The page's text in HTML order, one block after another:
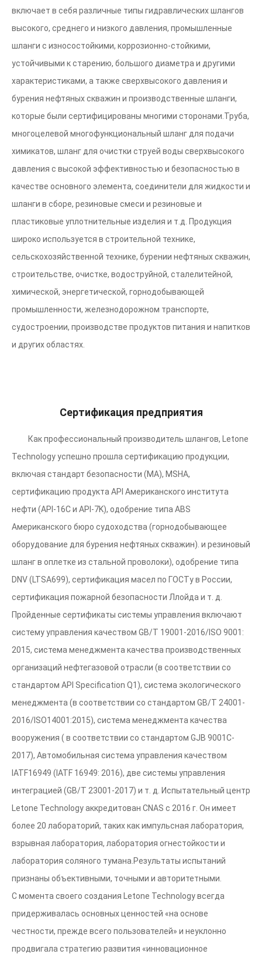
включает в себя различные типы гидравлических шлангов
высокого, среднего и низкого давления, промышленные
шланги с износостойкими, коррозионно-стойкими,
устойчивыми к старению, большого диаметра и другими
характеристиками, а также сверхвысокого давления и
бурения нефтяных скважин и производственные шланги,
которые были сертифицированы многими сторонами.Труба,
многоцелевой многофункциональный шланг для подачи
химикатов, шланг для очистки струей воды сверхвысокого
давления с высокой эффективностью и безопасностью в
качестве основного элемента, соединители для жидкости и
шланги в сборе, резиновые смеси и резиновые и
пластиковые уплотнительные изделия и т.д. Продукция
широко используется в строительной технике,
сельскохозяйственной технике, бурении нефтяных скважин,
строительстве, очистке, водоструйной, сталелитейной,
химической, энергетической, горнодобывающей
промышленности, железнодорожном транспорте,
судостроении, производстве продуктов питания и напитков
и других областях.
Сертификация предприятия
Как профессиональный производитель шлангов, Letone
Technology успешно прошла сертификацию продукции,
включая стандарт безопасности (MA), MSHA,
сертификацию продукта API Американского института
нефти (API-16C и API-7K), одобрение типа ABS
Американского бюро судоходства (горнодобывающее
оборудование для бурения нефтяных скважин). и резиновый
шланг в оплетке из стальной проволоки), одобрение типа
DNV (LTSA699), сертификация масел по ГОСТу в России,
сертификация пожарной безопасности Ллойда и т. д.
Пройденные сертификаты системы управления включают
систему управления качеством GB/T 19001-2016/ISO 9001:
2015, система менеджмента качества производственных
организаций нефтегазовой отрасли (в соответствии со
стандартом API Specification Q1), система экологического
менеджмента (в соответствии со стандартом GB/T 24001-
2016/ISO14001:2015), система менеджмента качества
вооружения ( в соответствии со стандартом GJB 9001C-
2017), Автомобильная система управления качеством
IATF16949 (IATF 16949: 2016), две системы управления
интеграцией (GB/T 23001-2017) и т. д. Испытательный центр
Letone Technology аккредитован CNAS с 2016 г. Он имеет
более 20 лабораторий, таких как импульсная лаборатория,
взрывная лаборатория, лаборатория огнестойкости и
лаборатория соляного тумана.Результаты испытаний
признаны объективными, точными и авторитетными.
С момента своего создания Letone Technology всегда
придерживалась основных ценностей «на основе
честности, прежде всего пользователей» и неуклонно
продвигала стратегию развития «инновационное